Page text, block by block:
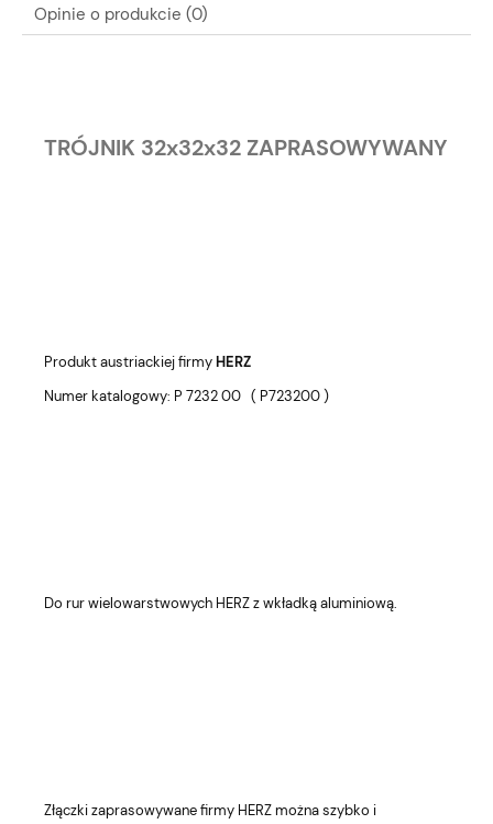
Opinie o produkcie (0)
TRÓJNIK 32x32x32 ZAPRASOWYWANY
Produkt austriackiej firmyHERZ
Numer katalogowy: P 7232 00 ( P723200 )
Do rur wielowarstwowych HERZ z wkładką aluminiową.
Złączki zaprasowywane firmy HERZ można szybko i